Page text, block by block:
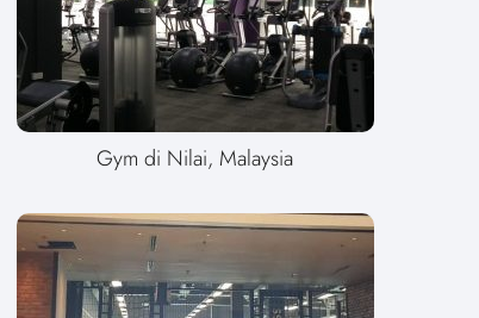
Gym di Nilai, Malaysia